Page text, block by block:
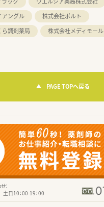
アングル
株式会社ポルト
調剤薬局
株式会社メディモール
PAGE TOPへ戻る
：
日10：00-19：00